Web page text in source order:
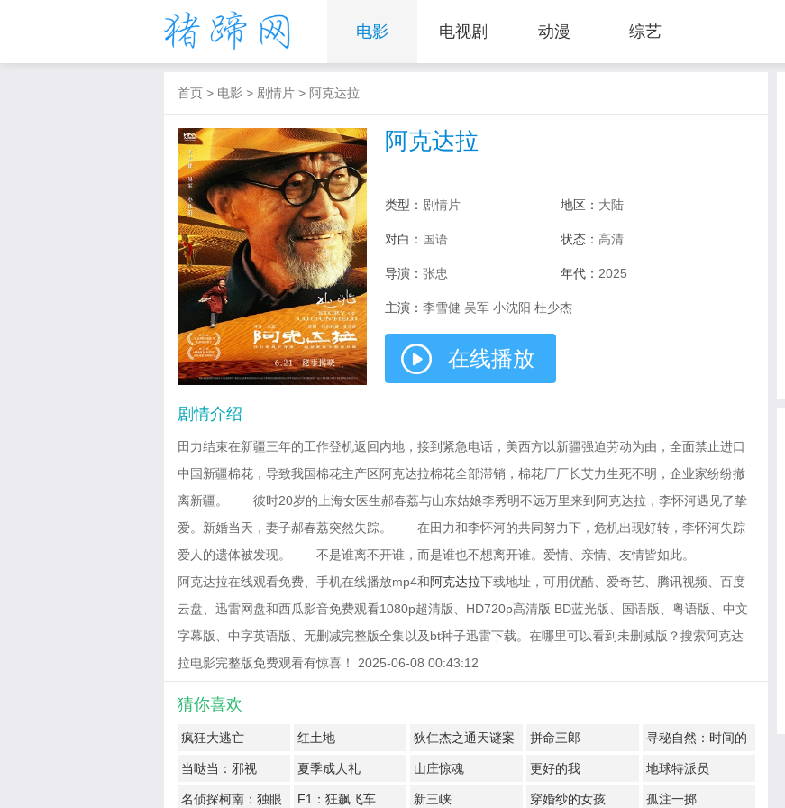
电影 电视剧 动漫 综艺
首页 > 电影 > 剧情片 > 阿克达拉
阿克达拉
类型： 剧情片 地区： 大陆
对白： 国语 状态： 高清
导演： 张忠 年代： 2025
主演： 李雪健 吴军 小沈阳 杜少杰
在线播放
剧情介绍
田力结束在新疆三年的工作登机返回内地，接到紧急电话，美西方以新疆强迫劳动为由，全面禁止进口
中国新疆棉花，导致我国棉花主产区阿克达拉棉花全部滞销，棉花厂厂长艾力生死不明，企业家纷纷撤
离新疆。 彼时20岁的上海女医生郝春荔与山东姑娘李秀明不远万里来到阿克达拉，李怀河遇见了挚
爱。新婚当天，妻子郝春荔突然失踪。 在田力和李怀河的共同努力下，危机出现好转，李怀河失踪
爱人的遗体被发现。 不是谁离不开谁，而是谁也不想离开谁。爱情、亲情、友情皆如此。
阿克达拉在线观看免费、手机在线播放mp4和阿克达拉下载地址，可用优酷、爱奇艺、腾讯视频、百度
云盘、迅雷网盘和西瓜影音免费观看1080p超清版、HD720p高清版 BD蓝光版、国语版、粤语版、中文
字幕版、中字英语版、无删减完整版全集以及bt种子迅雷下载。在哪里可以看到未删减版？搜索阿克达
拉电影完整版免费观看有惊喜！ 2025-06-08 00:43:12
猜你喜欢
疯狂大逃亡 红土地 狄仁杰之通天谜案 拼命三郎
寻秘自然：时间的
形状
当哒当：邪视 夏季成人礼 山庄惊魂 更好的我 地球特派员
名侦探柯南：独眼 F1：狂飙飞车 新三峡 穿婚纱的女孩 孤注一掷